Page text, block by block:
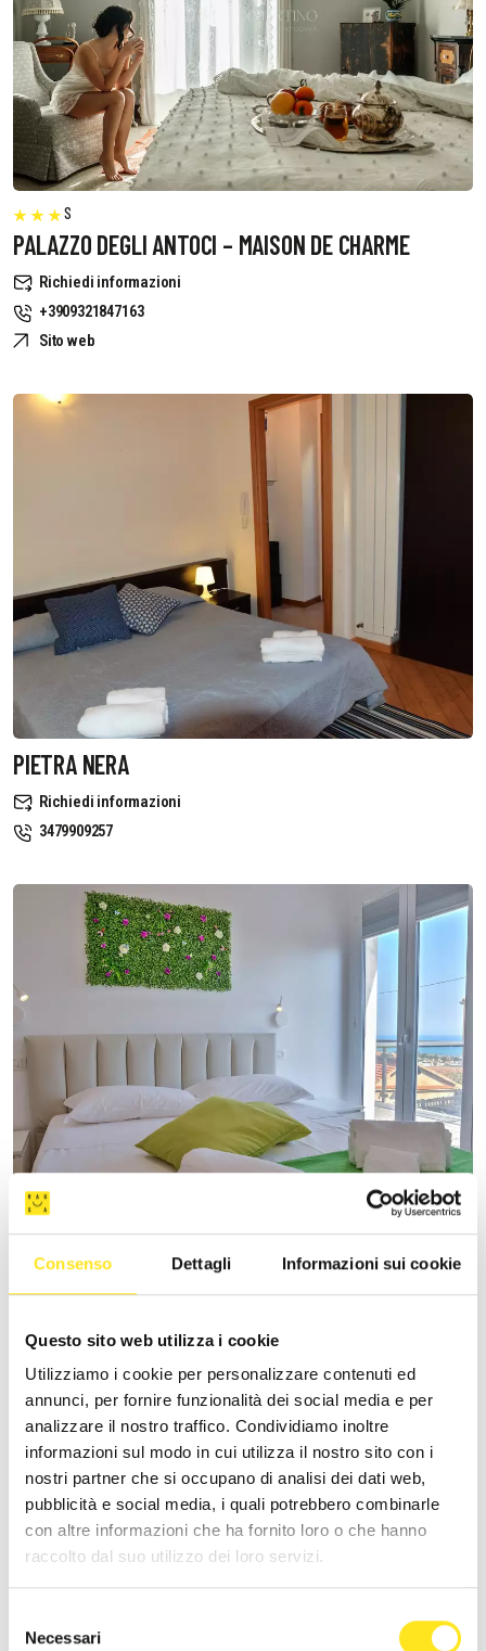
Consenso Dettagli Informazioni sui cookie
Questo sito web utilizza i cookie
Utilizziamo i cookie per personalizzare contenuti ed
annunci, per fornire funzionalità dei social media e per
analizzare il nostro traffico. Condividiamo inoltre
informazioni sul modo in cui utilizza il nostro sito con i
nostri partner che si occupano di analisi dei dati web,
pubblicità e social media, i quali potrebbero combinarle
con altre informazioni che ha fornito loro o che hanno
raccolto dal suo utilizzo dei loro servizi.
delNecessari
S
PALAZZO DEGLI ANTOCI – MAISON DE CHARME
Richiedi informazioni
+3909321847163
Sito web
PIETRA NERA
Richiedi informazioni
3479909257
VILLA VANI
+393335085250